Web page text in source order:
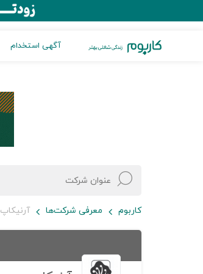
آگهی استخدام
کاربوم معرفی شرکت‌ها آرنیکاپ